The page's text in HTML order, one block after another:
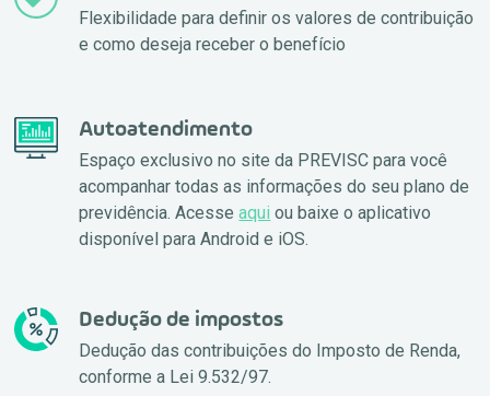
Flexibilidade para definir os valores de contribuição
e como deseja receber o benefício
Autoatendimento
Espaço exclusivo no site da PREVISC para você
acompanhar todas as informações do seu plano de
previdência. Acesseaqui ou baixe o aplicativo
disponível para Android e iOS.
Dedução de impostos
Dedução das contribuições do Imposto de Renda,
conforme a Lei 9.532/97.